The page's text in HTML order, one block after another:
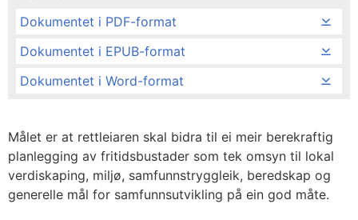
Dokumentet i PDF-format
Dokumentet i EPUB-format
Dokumentet i Word-format
Målet er at rettleiaren skal bidra til ei meir berekraftig
planlegging av fritidsbustader som tek omsyn til lokal
verdiskaping, miljø, samfunnstryggleik, beredskap og
generelle mål for samfunnsutvikling på ein god måte.